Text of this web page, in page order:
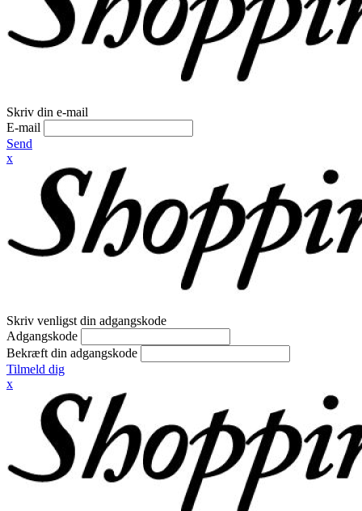
Skriv din e-mail
E-mail
Send
x
Skriv venligst din adgangskode
Adgangskode
Bekræft din adgangskode
Tilmeld dig
x